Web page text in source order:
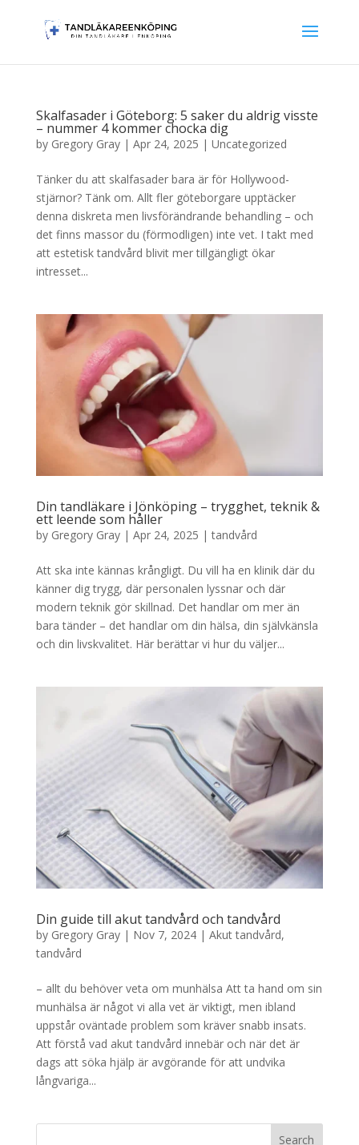
Skalfasader i Göteborg: 5 saker du aldrig visste
– nummer 4 kommer chocka dig
by Gregory Gray| Apr 24, 2025 | Uncategorized
Tänker du att skalfasader bara är för Hollywood-
stjärnor? Tänk om. Allt fler göteborgare upptäcker
denna diskreta men livsförändrande behandling – och
det finns massor du (förmodligen) inte vet. I takt med
att estetisk tandvård blivit mer tillgängligt ökar
intresset...
Din tandläkare i Jönköping – trygghet, teknik &
ett leende som håller
by Gregory Gray| Apr 24, 2025 |tandvård
Att ska inte kännas krångligt. Du vill ha en klinik där du
känner dig trygg, där personalen lyssnar och där
modern teknik gör skillnad. Det handlar om mer än
bara tänder – det handlar om din hälsa, din självkänsla
och din livskvalitet. Här berättar vi hur du väljer...
Din guide till akut tandvård och tandvård
by Gregory Gray| Nov 7, 2024| Akut tandvård,
tandvård
– allt du behöver veta om munhälsa Att ta hand om sin
munhälsa är något vi alla vet är viktigt, men ibland
uppstår oväntade problem som kräver snabb insats.
Att förstå vad akut tandvård innebär och när det är
dags att söka hjälp är avgörande för att undvika
långvariga...
Search